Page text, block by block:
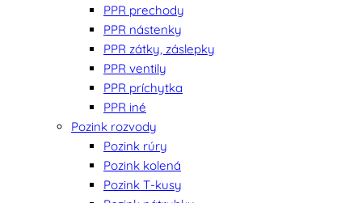
PPR prechody
PPR nástenky
PPR zátky, záslepky
PPR ventily
PPR príchytka
PPR iné
Pozink rozvody
Pozink rúry
Pozink kolená
Pozink T-kusy